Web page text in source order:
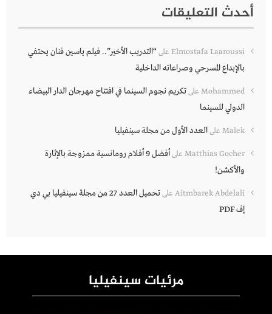
أحدث التعليقات
Elmostafa Laaroussi على“التدريب الأخير”.. فيلم ياسين فنان يحتفي
بالإبداع المسرحي وصراعاته الداخلية
Mohammed علىتكريم نجوم السينما في افتتاح مهرجان الدار البيضاء
الدولي للسينما
Malek علىالعدد الأول من مجلة سينفيليا
Matthias Gocher على
أفضل 9 أفلام رومانسية ممزوجة بالإثارة
والأكشن!
Aitmbarek Abdelali على
تحميل العدد 27 من مجلة سينفيليا بي دي
إف PDF
مرئيات سينفيليا